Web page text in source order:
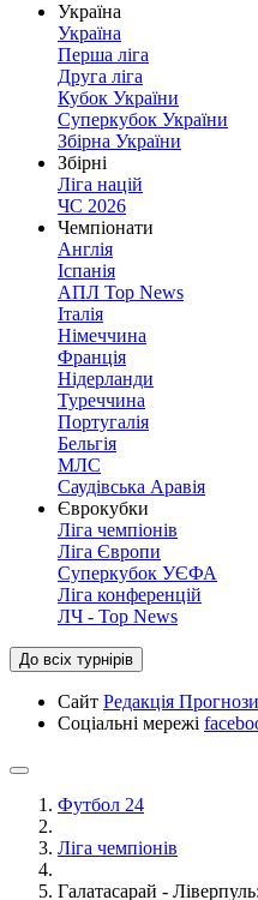
Україна
Україна
Перша ліга
Друга ліга
Кубок України
Суперкубок України
Збірна України
Збірні
Ліга націй
ЧС 2026
Чемпіонати
Англія
Іспанія
АПЛ Top News
Італія
Німеччина
Франція
Нідерланди
Туреччина
Португалія
Бельгія
МЛС
Саудівська Аравія
Єврокубки
Ліга чемпіонів
Ліга Європи
Суперкубок УЄФА
Ліга конференцій
ЛЧ - Top News
До всіх турнірів
Сайт Редакція Прогнози
Соціальні мережі
Футбол 24
Ліга чемпіонів
Галатасарай -